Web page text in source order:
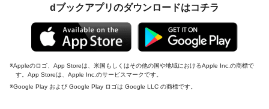
dブックアプリのダウンロードはコチラ
Appleのロゴ、App Storeは、米国もしくはその他の国や地域におけるApple Inc.の商標で
す。App Storeは、Apple Inc.のサービスマークです。
Google Play および Google Play ロゴは Google LLC の商標です。